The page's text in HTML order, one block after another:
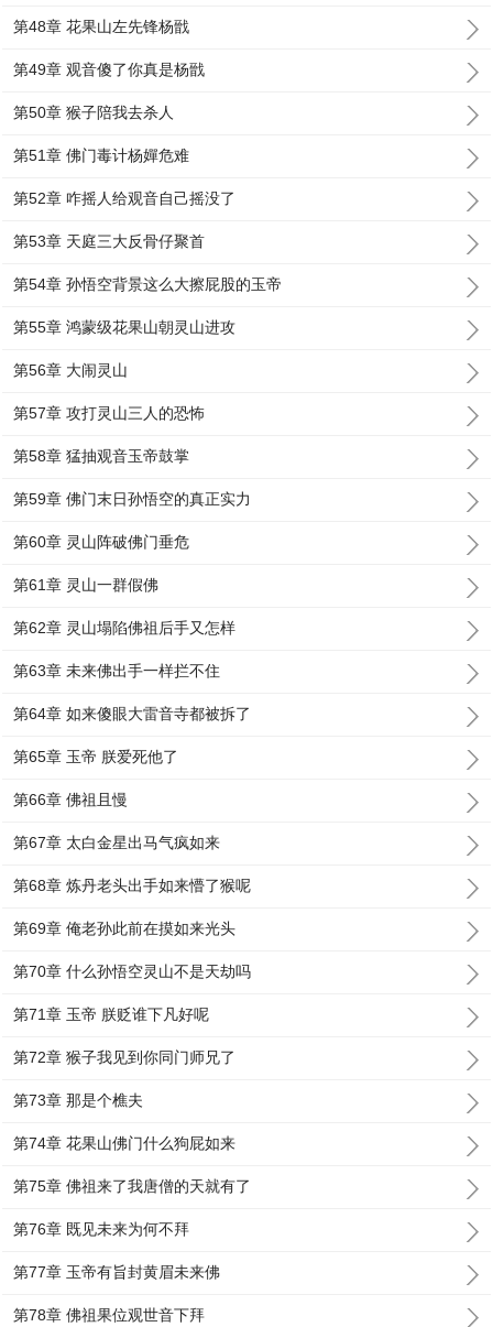
第48章 花果山左先锋杨戩
第49章 观音傻了你真是杨戩
第50章 猴子陪我去杀人
第51章 佛门毒计杨嬋危难
第52章 咋摇人给观音自己摇没了
第53章 天庭三大反骨仔聚首
第54章 孙悟空背景这么大擦屁股的玉帝
第55章 鸿蒙级花果山朝灵山进攻
第56章 大闹灵山
第57章 攻打灵山三人的恐怖
第58章 猛抽观音玉帝鼓掌
第59章 佛门末日孙悟空的真正实力
第60章 灵山阵破佛门垂危
第61章 灵山一群假佛
第62章 灵山塌陷佛祖后手又怎样
第63章 未来佛出手一样拦不住
第64章 如来傻眼大雷音寺都被拆了
第65章 玉帝 朕爱死他了
第66章 佛祖且慢
第67章 太白金星出马气疯如来
第68章 炼丹老头出手如来懵了猴呢
第69章 俺老孙此前在摸如来光头
第70章 什么孙悟空灵山不是天劫吗
第71章 玉帝 朕贬谁下凡好呢
第72章 猴子我见到你同门师兄了
第73章 那是个樵夫
第74章 花果山佛门什么狗屁如来
第75章 佛祖来了我唐僧的天就有了
第76章 既见未来为何不拜
第77章 玉帝有旨封黄眉未来佛
第78章 佛祖果位观世音下拜